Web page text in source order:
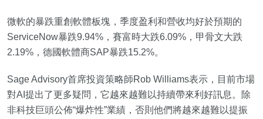
微軟的暴跌重創軟體板塊，季度盈利和營收均好於預期的
ServiceNow暴跌9.94%，賽富時大跌6.09%，甲骨文大跌
2.19%，德國軟體商SAP暴跌15.2%。
Sage Advisory首席投資策略師Rob Williams表示，目前市場
對AI提出了更多疑問，它越來越難以持續帶來利好訊息。除
非科技巨頭公佈“爆炸性”業績，否則他們將越來越難以提振